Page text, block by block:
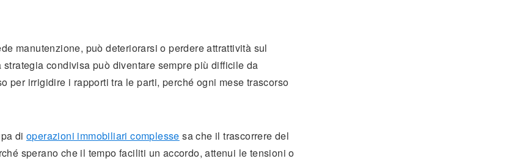
manutenzione, può deteriorarsi o perdere attrattività sul
condivisa può diventare sempre più difficile da
per irrigidire i rapporti tra le parti, perché ogni mese trascorso
di operazioni immobiliari complesse sa che il trascorrere del
sperano che il tempo faciliti un accordo, attenui le tensioni o